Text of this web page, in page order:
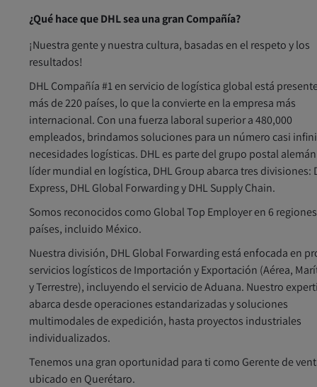
¿Qué hace que DHL sea una gran Compañía?
¡Nuestra gente y nuestra cultura, basadas en el respeto y los
resultados!
DHL Compañía #1 en servicio de logística global está
más de 220 países, lo que la convierte en la empresa más
internacional. Con una fuerza laboral superior a 480,000
empleados, brindamos soluciones para un número casi
necesidades logísticas. DHL es parte del grupo postal
líder mundial en logística, DHL Group abarca tres divisiones:
Express, DHL Global Forwarding y DHL Supply Chain.
Somos reconocidos como Global Top Employer en 6
países, incluido México.
Nuestra división, DHL Global Forwarding está enfocada en
servicios logísticos de Importación y Exportación (Aérea,
y Terrestre), incluyendo el servicio de Aduana. Nuestro
abarca desde operaciones estandarizadas y soluciones
multimodales de expedición, hasta proyectos industriales
individualizados.
Tenemos una gran oportunidad para ti como Gerente de
ubicado en Querétaro.